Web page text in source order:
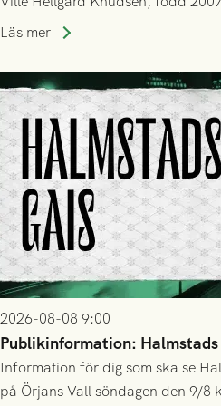
Läs mer
2026-08-08 9:00
Publikinformation:
Information för dig som ska se
på Örjans Vall söndagen den 9/8